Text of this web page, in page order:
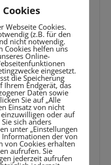
umgeht, hat
seiner Erziehung zu
dass seine Eltern
und seine
erfüllen, sieht es
darin, seine
Der Klassiker ist
für alle Eltern immer
Webseite Cookies.
(z.B. für den
nicht notwendig.
Cookies helfen uns
Online-
eingesetzt.
die Speicherung
Endgerät, das
Daten sowie
Sie auf „Alle
Einsatz von nicht
oder auf
sich anders
unter „Einstellungen
der von
von Cookies erhalten
aufrufen. Sie
jederzeit aufrufen